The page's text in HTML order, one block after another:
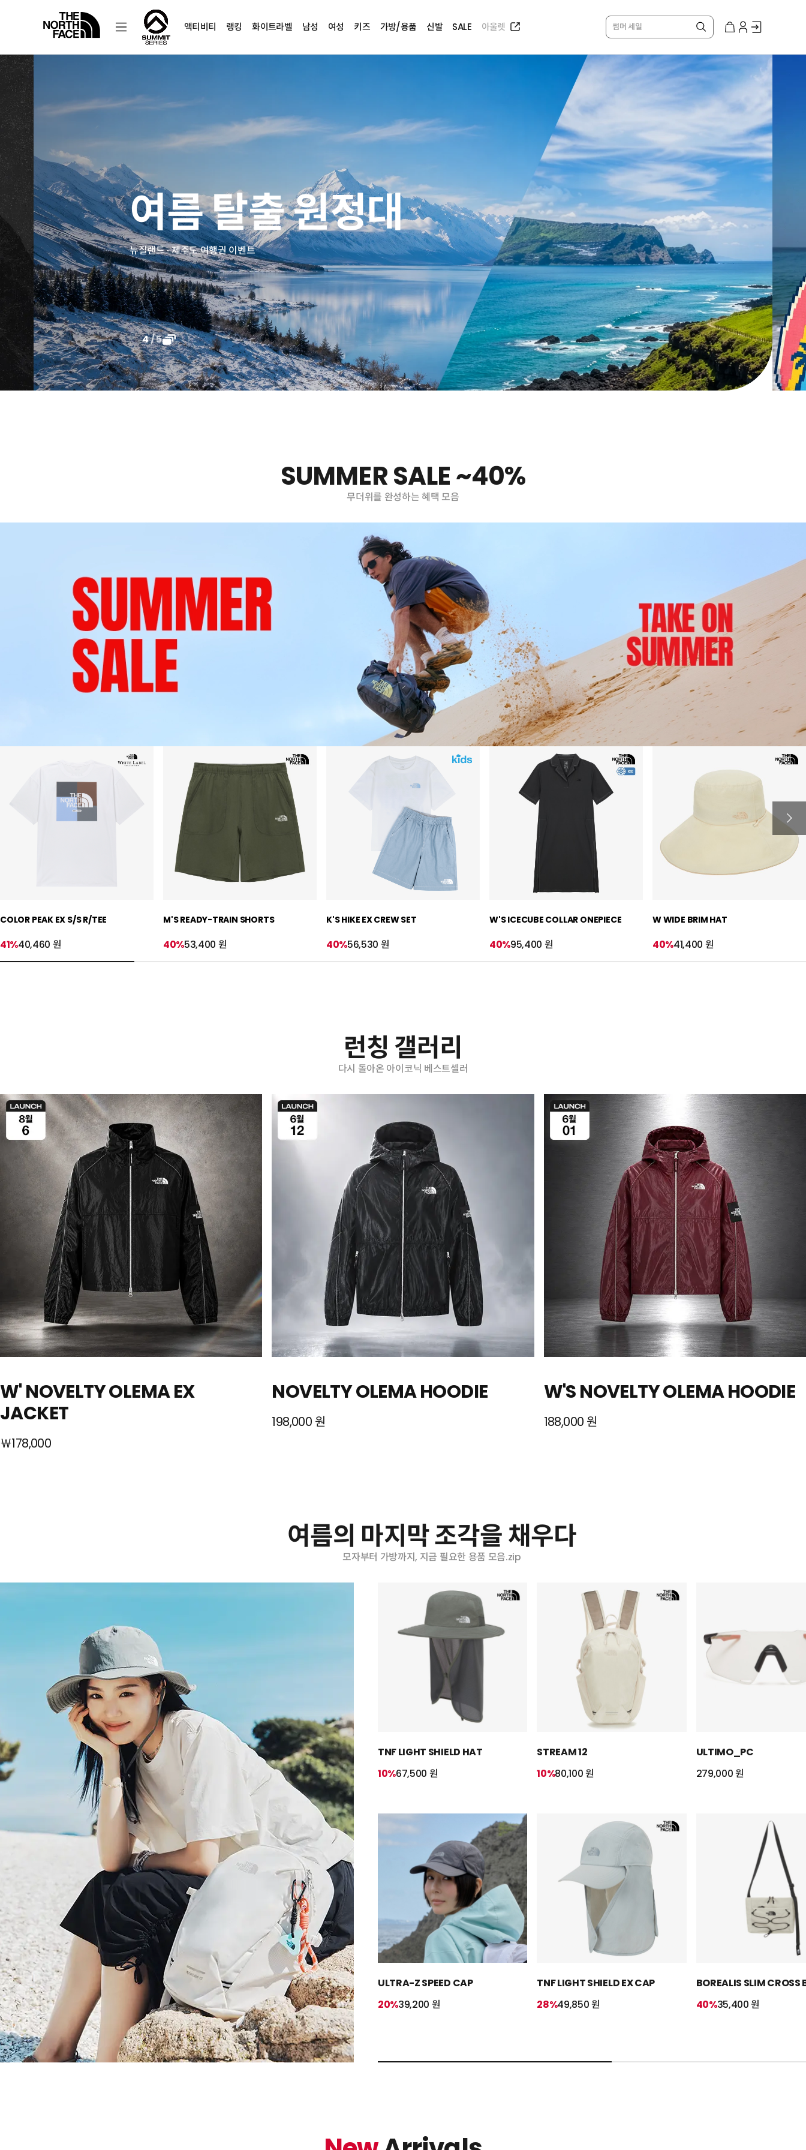
액티비티 랭킹 화이트라벨 남성 여성 키즈 가방/용품 신발 SALE 아울렛 썸머 세일
노
스
페
이
스
공
식
온
라
인
스
토
어
여름 탈출 원정대
뉴질랜드 · 제주도 여행권 이벤트
4/5
SUMMER SALE ~40%
무더위를 완성하는 혜택 모음
COLOR PEAK EX S/S R/TEE
40,460 원
41%
M'S READY-TRAIN SHORTS
53,400 원
40%
K'S HIKE EX CREW SET
56,530 원
40%
W'S ICECUBE COLLAR ONEPIECE
95,400 원
40%
W WIDE BRIM HAT
41,400 원
40%
런칭 갤러리
다시 돌아온 아이코닉 베스트셀러
W' NOVELTY OLEMA EX
JACKET
￦178,000
NOVELTY OLEMA HOODIE
198,000 원
W'S NOVELTY OLEMA HOODIE
188,000 원
여름의 마지막 조각을 채우다
모자부터 가방까지, 지금 필요한 용품 모음.zip
TNF LIGHT SHIELD HAT
67,500 원
10%
STREAM 12
80,100 원
10%
ULTIMO_PC
279,000 원
ULTRA-Z SPEED CAP
39,200 원
20%
TNF LIGHT SHIELD EX CAP
49,850 원
28%
BOREALIS SLIM CROSS
35,400 원
40%